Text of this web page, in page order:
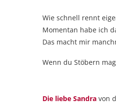
Wie schnell rennt
Momentan habe ich
Das macht mir
Wenn du Stöbern
Die liebe Sandra von